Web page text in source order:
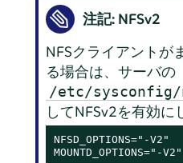
注記: NFSv2
NFSクライアントが
る場合は、サーバの
/etc/sysconfig/
してNFSv2を有効に
NFSD_OPTIONS="-V2"
MOUNTD_OPTIONS="-V2"